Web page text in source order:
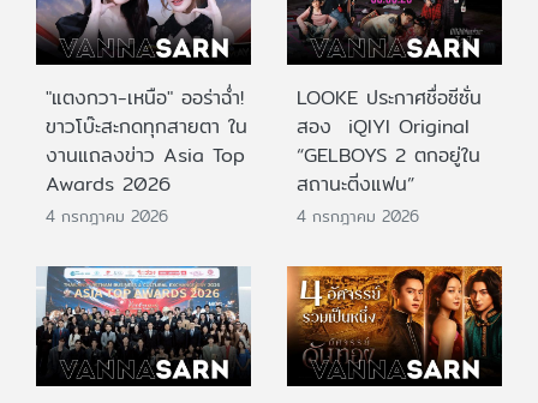
"แตงกวา-เหนือ" ออร่าฉ่ำ!
ขาวโบ๊ะสะกดทุกสายตา ใน
งานแถลงข่าว Asia Top
Awards 2026
4 กรกฎาคม 2026
LOOKE ประกาศชื่อซีซั่น
สอง iQIYI Original
“GELBOYS 2 ตกอยู่ใน
สถานะติ่งแฟน”
4 กรกฎาคม 2026